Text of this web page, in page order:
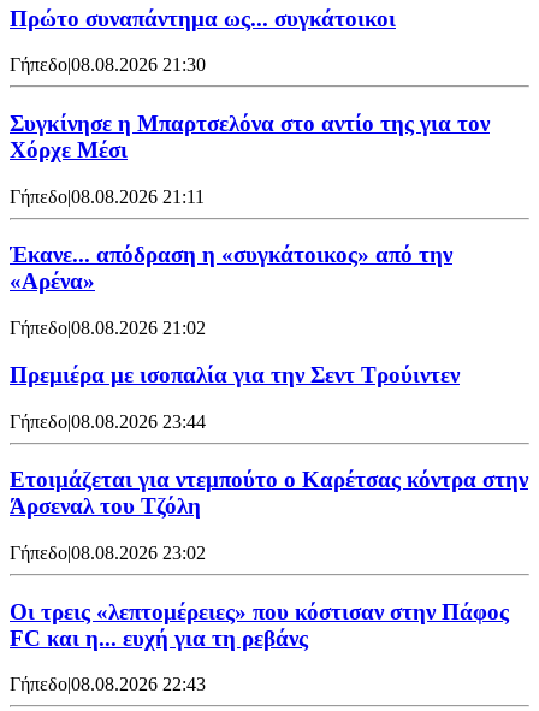
Πρώτο συναπάντημα ως... συγκάτοικοι
Γήπεδο|08.08.2026 21:30
Συγκίνησε η Μπαρτσελόνα στο αντίο της για τον
Χόρχε Μέσι
Γήπεδο|08.08.2026 21:11
Έκανε... απόδραση η «συγκάτοικος» από την
«Αρένα»
Γήπεδο|08.08.2026 21:02
Πρεμιέρα με ισοπαλία για την Σεντ Τρούιντεν
Γήπεδο|08.08.2026 23:44
Ετοιμάζεται για ντεμπούτο ο Καρέτσας κόντρα στην
Άρσεναλ του Τζόλη
Γήπεδο|08.08.2026 23:02
Οι τρεις «λεπτομέρειες» που κόστισαν στην Πάφος
FC και η... ευχή για τη ρεβάνς
Γήπεδο|08.08.2026 22:43